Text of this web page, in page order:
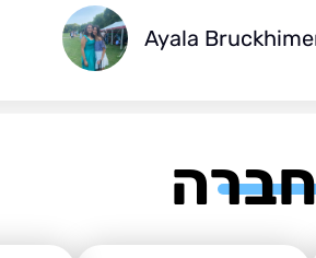
Ayala